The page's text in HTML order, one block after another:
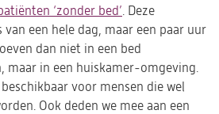
‘zonder bed’. Deze
een hele dag, maar een paar uur
dan niet in een bed
maar in een huiskamer-omgeving.
voor mensen die wel
Ook deden we mee aan een